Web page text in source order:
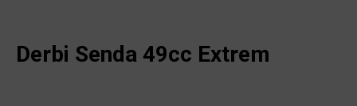
Derbi Senda 49cc Extrem